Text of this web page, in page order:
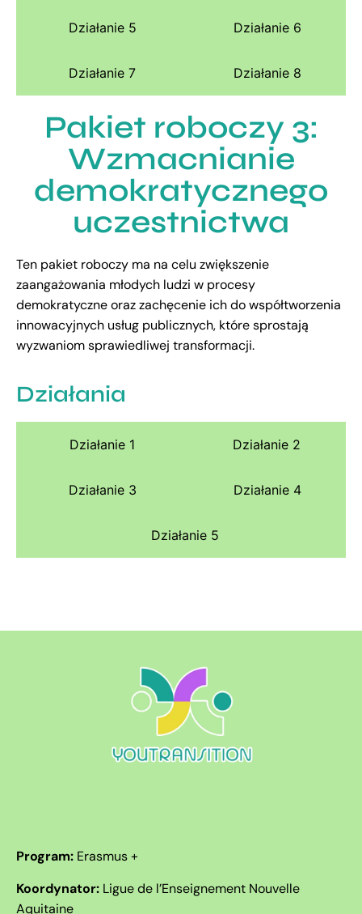
Działanie 5 Działanie 6
Działanie 7 Działanie 8
Pakiet roboczy 3:
Wzmacnianie
demokratycznego
uczestnictwa
Ten pakiet roboczy ma na celu zwiększenie
zaangażowania młodych ludzi w procesy
demokratyczne oraz zachęcenie ich do współtworzenia
innowacyjnych usług publicznych, które sprostają
wyzwaniom sprawiedliwej transformacji.
Działania
Działanie 1 Działanie 2
Działanie 3 Działanie 4
Działanie 5
Program: Erasmus +
Koordynator: Ligue de l’Enseignement Nouvelle
Aquitaine